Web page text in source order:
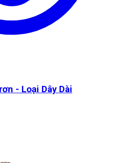
- Loại Dây Dài